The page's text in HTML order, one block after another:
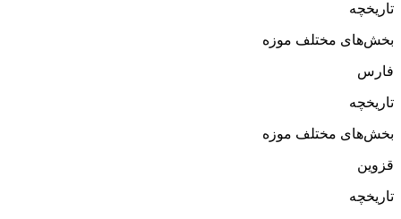
تاریخچه
بخش‌های مختلف موزه
فارس
تاریخچه
بخش‌های مختلف موزه
قزوین
تاریخچه